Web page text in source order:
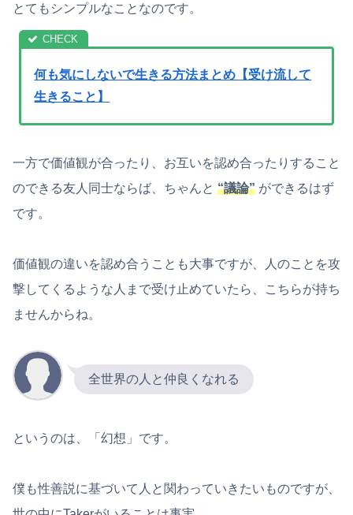
とてもシンプルなことなのです。
何も気にしないで生きる方法まとめ【受け流して
生きること】
一方で価値観が合ったり、お互いを認め合ったりすること
のできる友人同士ならば、ちゃんと “議論” ができるはず
です。
価値観の違いを認め合うことも大事ですが、人のことを攻
撃してくるような人まで受け止めていたら、こちらが持ち
ませんからね。
全世界の人と仲良くなれる
というのは、「幻想」です。
僕も性善説に基づいて人と関わっていきたいものですが、